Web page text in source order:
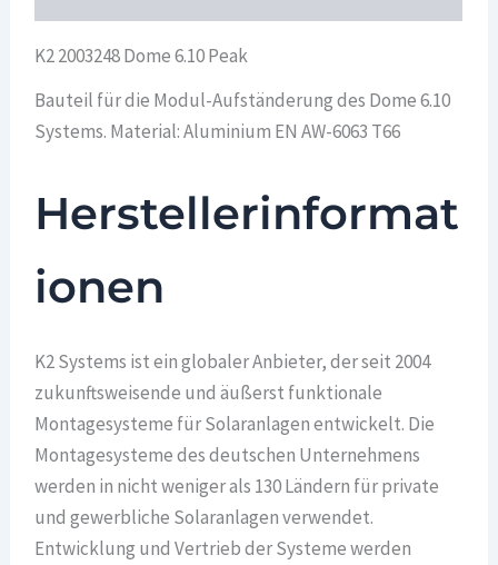
K2 2003248 Dome 6.10 Peak
Bauteil für die Modul-Aufständerung des Dome 6.10
Systems. Material: Aluminium EN AW-6063 T66
Herstellerinformat
ionen
K2 Systems ist ein globaler Anbieter, der seit 2004
zukunftsweisende und äußerst funktionale
Montagesysteme für Solaranlagen entwickelt. Die
Montagesysteme des deutschen Unternehmens
werden in nicht weniger als 130 Ländern für private
und gewerbliche Solaranlagen verwendet.
Entwicklung und Vertrieb der Systeme werden